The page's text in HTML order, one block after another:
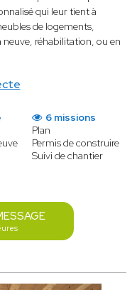
qui leurtient à
de logements,
réhabilitation, ou en
6 missions
Plan
Permis de construire
Suivi de chantier